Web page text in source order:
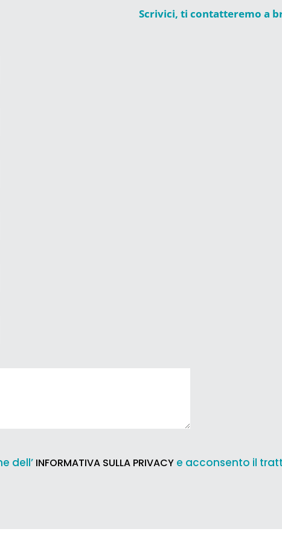
Scrivici, ti contatteremo a
dell’ INFORMATIVA SULLA PRIVACY e acconsento il